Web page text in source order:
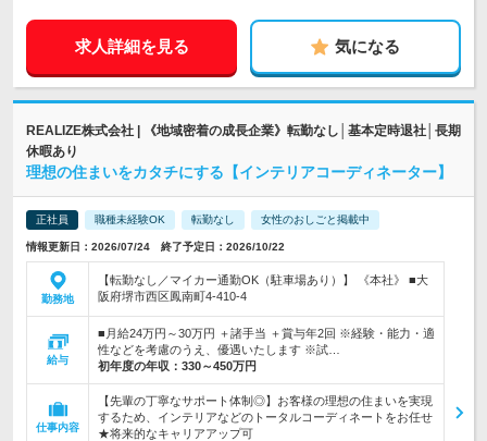
求人詳細を見る 気になる
REALIZE株式会社 | 《地域密着の成長企業》転勤なし│基本定時退社│長期
休暇あり
理想の住まいをカタチにする【インテリアコーディネーター】
正社員 職種未経験OK 転勤なし 女性のおしごと掲載中
情報更新日：2026/07/24 終了予定日：2026/10/22
勤務地
【転勤なし／マイカー通勤OK（駐車場あり）】 《本社》 ■大
阪府堺市西区鳳南町4-410-4
給与
■月給24万円～30万円 ＋諸手当 ＋賞与年2回 ※経験・能力・適
性などを考慮のうえ、優遇いたします ※試…
初年度の年収： 330～450万円
仕事内容
【先輩の丁寧なサポート体制◎】お客様の理想の住まいを実現
するため、インテリアなどのトータルコーディネートをお任せ
★将来的なキャリアアップ可